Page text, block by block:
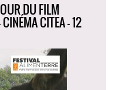
DU FILM
CITEA - 12